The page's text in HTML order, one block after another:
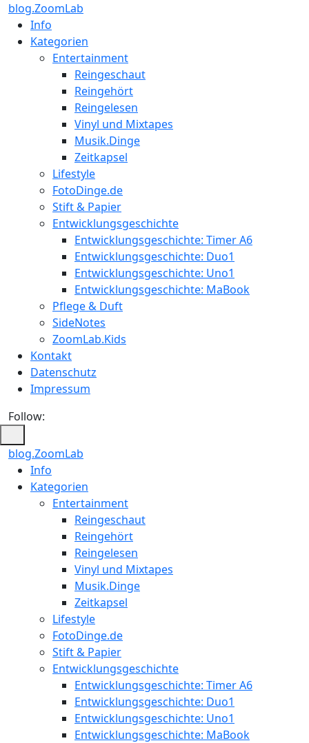
blog.ZoomLab
Info
Kategorien
Entertainment
Reingeschaut
Reingehört
Reingelesen
Vinyl und Mixtapes
Musik.Dinge
Zeitkapsel
Lifestyle
FotoDinge.de
Stift & Papier
Entwicklungsgeschichte
Entwicklungsgeschichte: Timer A6
Entwicklungsgeschichte: Duo1
Entwicklungsgeschichte: Uno1
Entwicklungsgeschichte: MaBook
Pflege & Duft
SideNotes
ZoomLab.Kids
Kontakt
Datenschutz
Impressum
Follow:
blog.ZoomLab
ZoomLab
//
Info
Kategorien
Entertainment
Reingeschaut
Reingehört
Reingelesen
Vinyl und Mixtapes
Musik.Dinge
Zeitkapsel
Lifestyle
FotoDinge.de
Stift & Papier
Entwicklungsgeschichte
Entwicklungsgeschichte: Timer A6
Entwicklungsgeschichte: Duo1
Entwicklungsgeschichte: Uno1
Entwicklungsgeschichte: MaBook